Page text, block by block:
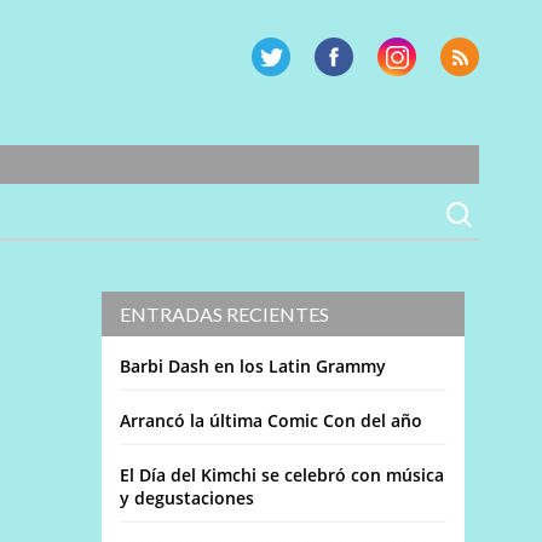
ENTRADAS RECIENTES
Barbi Dash en los Latin Grammy
Arrancó la última Comic Con del año
El Día del Kimchi se celebró con música
y degustaciones